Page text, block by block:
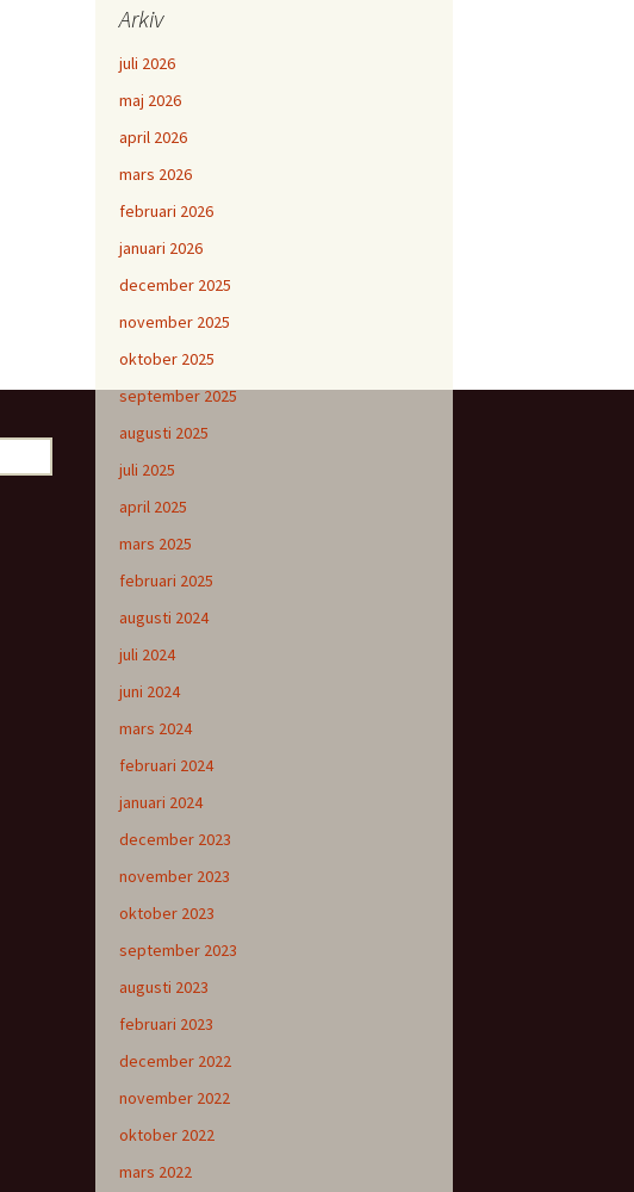
Arkiv
juli 2026
maj 2026
april 2026
mars 2026
februari 2026
januari 2026
december 2025
november 2025
oktober 2025
september 2025
augusti 2025
juli 2025
april 2025
mars 2025
februari 2025
augusti 2024
juli 2024
juni 2024
mars 2024
februari 2024
januari 2024
december 2023
november 2023
oktober 2023
september 2023
augusti 2023
februari 2023
december 2022
november 2022
oktober 2022
mars 2022